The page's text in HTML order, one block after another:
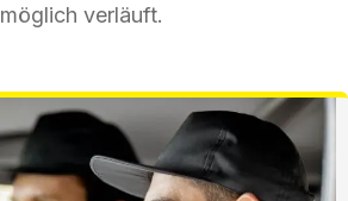
möglich verläuft.